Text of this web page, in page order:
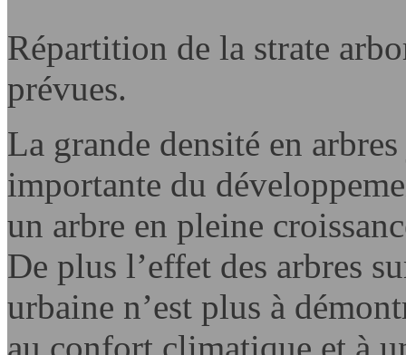
Répartition de la strate
prévues.
La grande densité en
importante du
un arbre en pleine
De plus l’effet des arbres
urbaine n’est plus à